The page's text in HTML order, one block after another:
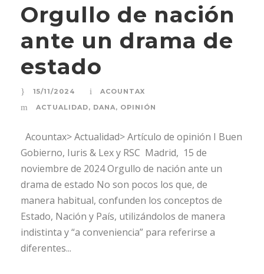
Orgullo de nación
ante un drama de
estado
15/11/2024
ACOUNTAX
ACTUALIDAD, DANA, OPINIÓN
Acountax> Actualidad> Artículo de opinión I Buen
Gobierno, Iuris & Lex y RSC Madrid, 15 de
noviembre de 2024 Orgullo de nación ante un
drama de estado No son pocos los que, de
manera habitual, confunden los conceptos de
Estado, Nación y País, utilizándolos de manera
indistinta y “a conveniencia” para referirse a
diferentes...